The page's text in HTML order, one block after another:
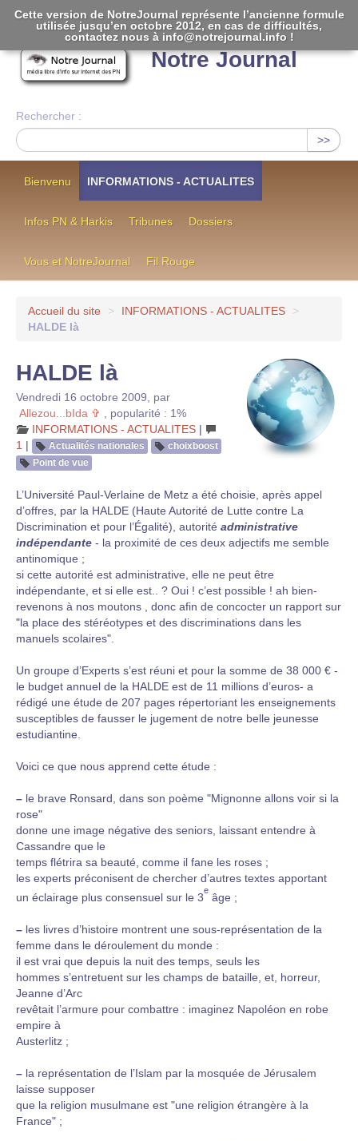
Notre Journal
Rechercher :
>>
Bienvenu INFORMATIONS - ACTUALITES
Infos PN & Harkis Tribunes Dossiers
Vous et NotreJournal Fil Rouge
Accueil du site > INFORMATIONS - ACTUALITES
>
HALDE là
HALDE là
Vendredi 16 octobre 2009
par
Allezou...bIda ✞
popularité : 1%
INFORMATIONS - ACTUALITES |
1 | Actualités nationales
choixboost
Point de vue
L’Université Paul-Verlaine de Metz a été choisie, après appel
d’offres, par la HALDE (Haute Autorité de Lutte contre La
Discrimination et pour l’Égalité), autorité administrative
indépendante - la proximité de ces deux adjectifs me semble
antinomique ;
si cette autorité est administrative, elle ne peut être
indépendante, et si elle est.. ? Oui ! c’est possible ! ah bien-
revenons à nos moutons , donc afin de concocter un rapport sur
"la place des stéréotypes et des discriminations dans les
manuels scolaires".
Un groupe d’Experts s’est réuni et pour la somme de 38 000 € -
le budget annuel de la HALDE est de 11 millions d’euros- a
rédigé une étude de 207 pages répertoriant les enseignements
susceptibles de fausser le jugement de notre belle jeunesse
estudiantine.
Voici ce que nous apprend cette étude :
– le brave Ronsard, dans son poème "Mignonne allons voir si la
rose"
donne une image négative des seniors, laissant entendre à
Cassandre que le
temps flétrira sa beauté, comme il fane les roses ;
les experts préconisent de chercher d’autres textes apportant
un éclairage plus consensuel sur le 3
e
âge ;
– les livres d’histoire montrent une sous-représentation de la
femme dans le déroulement du monde :
il est vrai que depuis la nuit des temps, seuls les
hommes s’entretuent sur les champs de bataille, et, horreur,
Jeanne d’Arc
revêtait l’armure pour combattre : imaginez Napoléon en robe
empire à
Austerlitz ;
– la représentation de l’Islam par la mosquée de Jérusalem
laisse supposer
que la religion musulmane est "une religion étrangère à la
France" ;
Cette version de NotreJournal représente l’ancienne formule
utilisée jusqu’en octobre 2012, en cas de difficultés,
contactez nous à info@notrejournal.info !